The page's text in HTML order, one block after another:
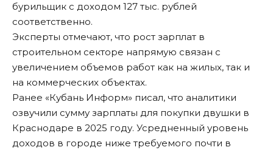
бурильщик с доходом 127 тыс. рублей
соответственно.
Эксперты отмечают, что рост зарплат в
строительном секторе напрямую связан с
увеличением объемов работ как на жилых, так и
на коммерческих объектах.
Ранее «Кубань Информ» писал, что аналитики
озвучили сумму зарплаты для покупки двушки в
Краснодаре в 2025 году. Усредненный уровень
доходов в городе ниже требуемого почти в